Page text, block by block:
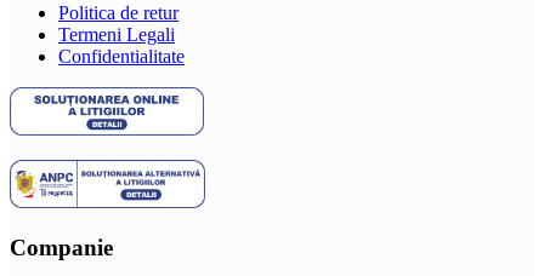
Politica de retur
Termeni Legali
Confidentialitate
Companie